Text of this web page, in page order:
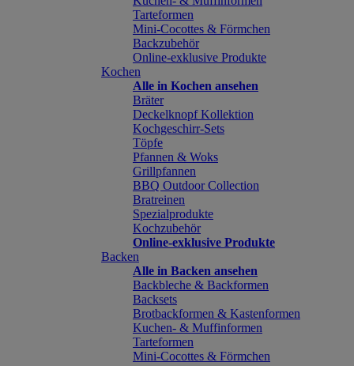
Tarteformen
Mini-Cocottes & Förmchen
Backzubehör
Online-exklusive Produkte
Kochen
Alle in Kochen ansehen
Bräter
Deckelknopf Kollektion
Kochgeschirr-Sets
Töpfe
Pfannen & Woks
Grillpfannen
BBQ Outdoor Collection
Bratreinen
Spezialprodukte
Kochzubehör
Online-exklusive Produkte
Backen
Alle in Backen ansehen
Backbleche & Backformen
Backsets
Brotbackformen & Kastenformen
Kuchen- & Muffinformen
Tarteformen
Mini-Cocottes & Förmchen